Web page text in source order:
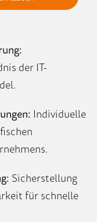
der IT-
Individuelle
Sicherstellung
für schnelle